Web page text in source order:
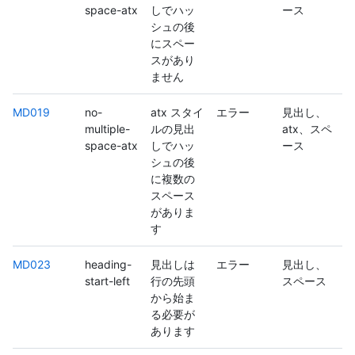
space-atx
しでハッ
シュの後
にスペー
スがあり
ません
ース
MD019
no-
multiple-
space-atx
atx スタイ
ルの見出
しでハッ
シュの後
に複数の
スペース
がありま
す
エラー
見出し、
atx、スペ
ース
MD023
heading-
start-left
見出しは
行の先頭
から始ま
る必要が
あります
エラー
見出し、
スペース